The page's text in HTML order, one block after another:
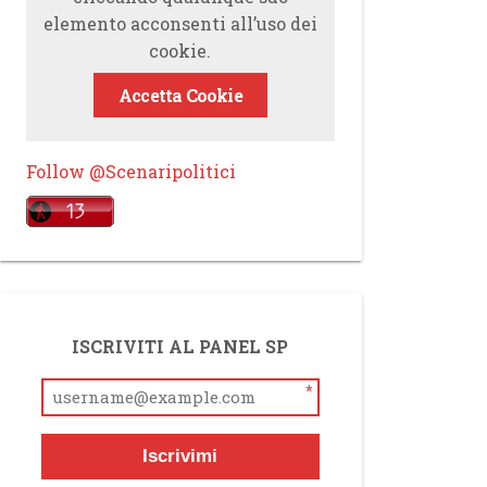
elemento acconsenti all’uso dei
cookie.
Accetta Cookie
Follow @Scenaripolitici
ISCRIVITI AL PANEL SP
*
Iscrivimi